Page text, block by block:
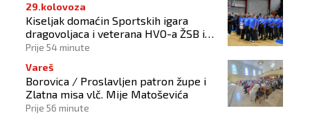
29.kolovoza
Kiseljak domaćin Sportskih igara
dragovoljaca i veterana HVO-a ŽSB i
Dana branitelja
Prije 54 minute
Vareš
Borovica / Proslavljen patron župe i
Zlatna misa vlč. Mije Matoševića
Prije 56 minute